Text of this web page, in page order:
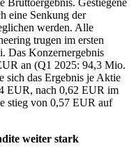
eine Senkung der
werden. Alle
trugen im ersten
Das Konzernergebnis
an (Q1 2025: 94,3 Mio.
sich das Ergebnis je Aktie
EUR, nach 0,62 EUR im
stieg von 0,57 EUR auf
weiter stark